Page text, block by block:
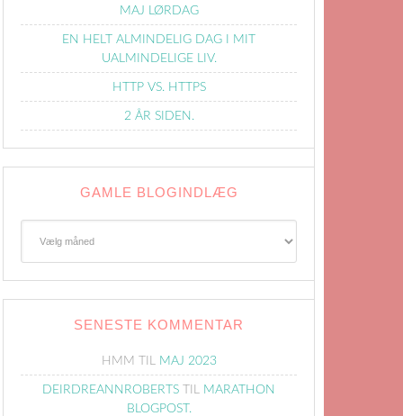
MAJ LØRDAG
EN HELT ALMINDELIG DAG I MIT
UALMINDELIGE LIV.
HTTP VS. HTTPS
2 ÅR SIDEN.
GAMLE BLOGINDLÆG
SENESTE KOMMENTAR
HMM TIL MAJ 2023
DEIRDREANNROBERTS TIL MARATHON
BLOGPOST.